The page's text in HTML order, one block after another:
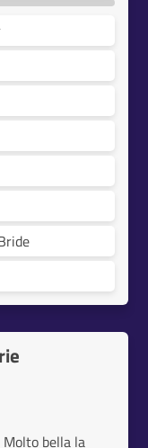
bella la